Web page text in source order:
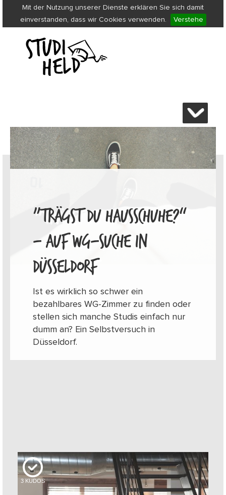
Mit der Nutzung unserer Dienste erklären Sie sich damit
einverstanden, dass wir Cookies verwenden.
Verstehe
„TRÄGST DU HAUSSCHUHE?“
– AUF WG-SUCHE IN
DÜSSELDORF
Ist es wirklich so schwer ein
bezahlbares WG-Zimmer zu finden oder
stellen sich manche Studis einfach nur
dumm an? Ein Selbstversuch in
Düsseldorf.
3 KUDOS